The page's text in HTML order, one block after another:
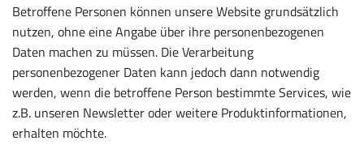
Betroffene Personen können unsere Website grundsätzlich
nutzen, ohne eine Angabe über ihre personenbezogenen
Daten machen zu müssen. Die Verarbeitung
personenbezogener Daten kann jedoch dann notwendig
werden, wenn die betroffene Person bestimmte Services, wie
z.B. unseren Newsletter oder weitere Produktinformationen,
erhalten möchte.